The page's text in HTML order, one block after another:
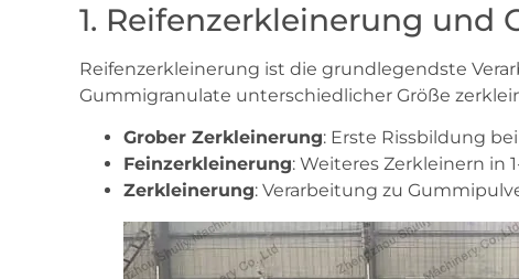
1. Reifenzerkleinerung und
Reifenzerkleinerung ist die grundlegendste
Gummigranulate unterschiedlicher Größe
Grober Zerkleinerung: Erste Rissbildung
Feinzerkleinerung: Weiteres Zerkleinern in
Zerkleinerung: Verarbeitung zu